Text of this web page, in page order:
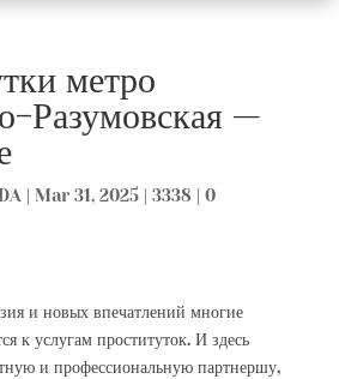
метро
Разумовская —
Mar 31, 2025| 3338
0
и новых впечатлений многие
к услугам проституток. И здесь
и профессиональную партнершу,